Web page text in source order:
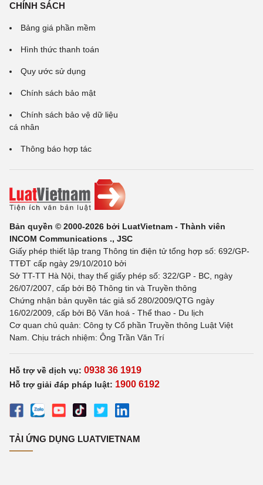
CHÍNH SÁCH
Bảng giá phần mềm
Hình thức thanh toán
Quy ước sử dụng
Chính sách bảo mật
Chính sách bảo vệ dữ liệu
cá nhân
Thông báo hợp tác
Bản quyền © 2000-2026 bởi LuatVietnam - Thành viên
INCOM Communications ., JSC
Giấy phép thiết lập trang Thông tin điện tử tổng hợp số: 692/GP-
TTĐT cấp ngày 29/10/2010 bởi
Sở TT-TT Hà Nội, thay thế giấy phép số: 322/GP - BC, ngày
26/07/2007, cấp bởi Bộ Thông tin và Truyền thông
Chứng nhận bản quyền tác giả số 280/2009/QTG ngày
16/02/2009, cấp bởi Bộ Văn hoá - Thể thao - Du lịch
Cơ quan chủ quản: Công ty Cổ phần Truyền thông Luật Việt
Nam. Chịu trách nhiệm: Ông Trần Văn Trí
Hỗ trợ về dịch vụ: 0938 36 1919
Hỗ trợ giải đáp pháp luật: 1900 6192
TẢI ỨNG DỤNG LUATVIETNAM